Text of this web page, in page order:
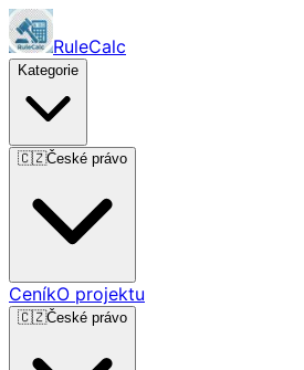
RuleCalc
Kategorie
🇨🇿České právo
CeníkO projektu
🇨🇿České právo